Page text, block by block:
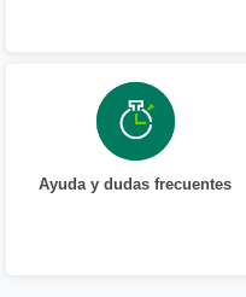
Ayuda y dudas frecuentes